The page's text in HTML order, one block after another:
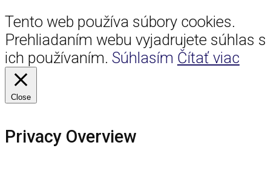
Tento web používa súbory cookies.
Prehliadaním webu vyjadrujete súhlas s
ich používaním. Súhlasím Čítať viac
Close
Privacy Overview